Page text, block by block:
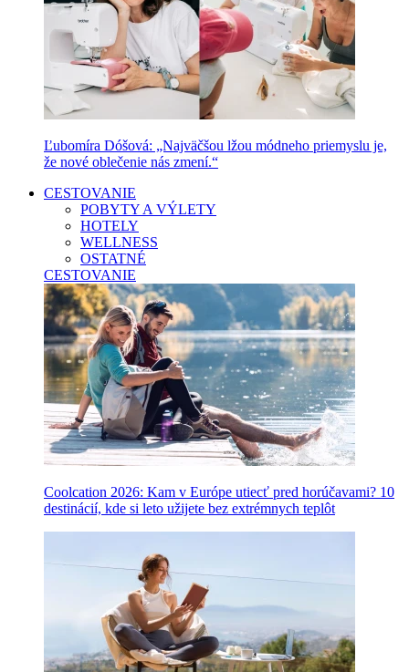
Ľubomíra Dóšová: „Najväčšou lžou módneho priemyslu je,
že nové oblečenie nás zmení.“
CESTOVANIE
POBYTY A VÝLETY
HOTELY
WELLNESS
OSTATNÉ
CESTOVANIE
Coolcation 2026: Kam v Európe utiecť pred horúčavami? 10
destinácií, kde si leto užijete bez extrémnych teplôt